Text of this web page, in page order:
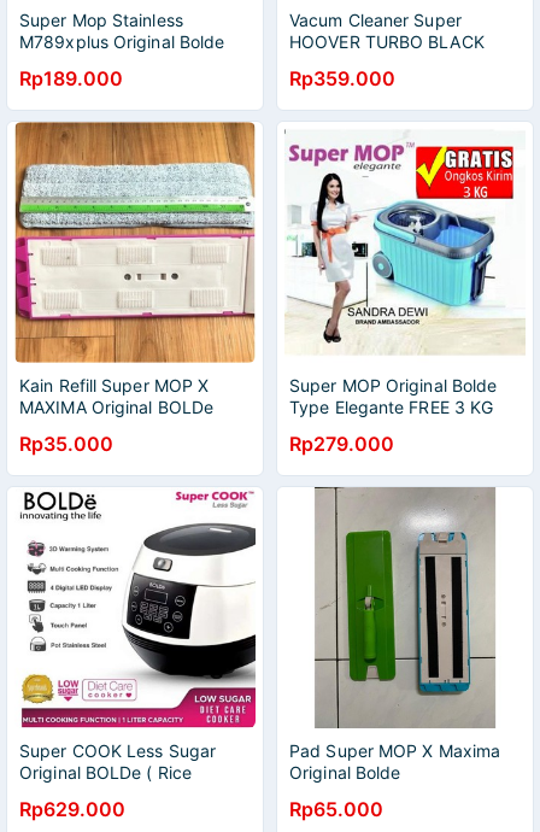
Super Mop Stainless
M789xplus Original Bolde
Rp189.000
Vacum Cleaner Super
HOOVER TURBO BLACK
Rp359.000
Kain Refill Super MOP X
MAXIMA Original BOLDe
Rp35.000
Super MOP Original Bolde
Type Elegante FREE 3 KG
Rp279.000
Super COOK Less Sugar
Original BOLDe ( Rice
Rp629.000
Pad Super MOP X Maxima
Original Bolde
Rp65.000